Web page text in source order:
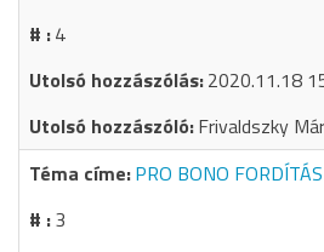
4
2020.11.18
Frivaldszky
PRO BONO FORDÍTÁS
3